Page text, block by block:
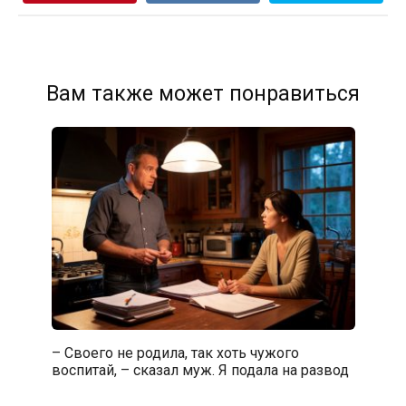
Вам также может понравиться
– Своего не родила, так хоть чужого
воспитай, – сказал муж. Я подала на развод